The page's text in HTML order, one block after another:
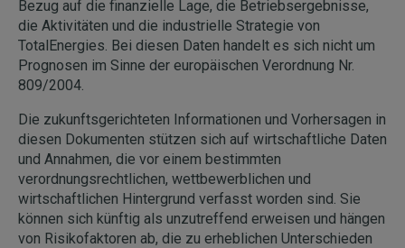
Bezug auf die finanzielle Lage, die Betriebsergebnisse,
die Aktivitäten und die industrielle Strategie von
TotalEnergies. Bei diesen Daten handelt es sich nicht um
Prognosen im Sinne der europäischen Verordnung Nr.
809/2004.
Die zukunftsgerichteten Informationen und Vorhersagen in
diesen Dokumenten stützen sich auf wirtschaftliche Daten
und Annahmen, die vor einem bestimmten
verordnungsrechtlichen, wettbewerblichen und
wirtschaftlichen Hintergrund verfasst worden sind. Sie
können sich künftig als unzutreffend erweisen und hängen
von Risikofaktoren ab, die zu erheblichen Unterschieden